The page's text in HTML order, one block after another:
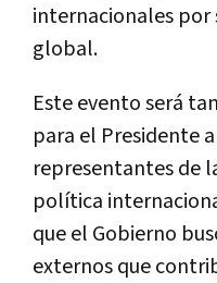
internacionales
global.
Este evento será
para el Presidente
representantes de
política
que el Gobierno
externos que